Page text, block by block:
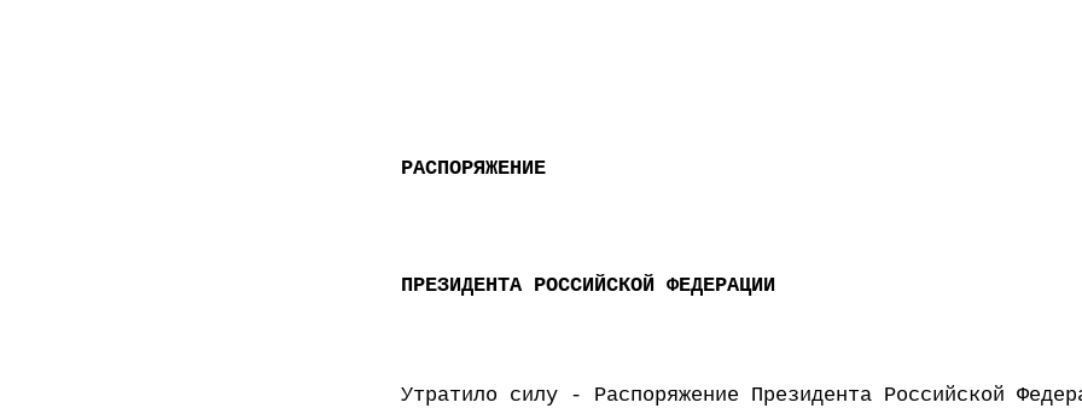
РАСПОРЯЖЕНИЕ
ПРЕЗИДЕНТА РОССИЙСКОЙ ФЕДЕРАЦИИ
Утратило силу - Распоряжение Президента Российской